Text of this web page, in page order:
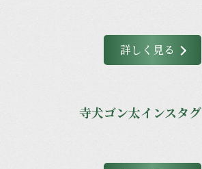
詳しく見る
寺犬ゴン太インスタ